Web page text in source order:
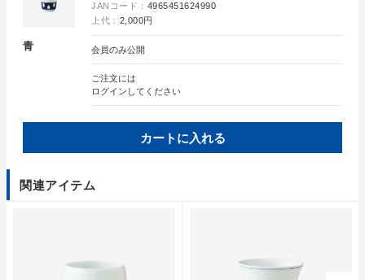
青
JANコード： 4965451624990
上代： 2,000円
会員のみ公開
ご注文には
ログイン してください
カートに入れる
関連アイテム